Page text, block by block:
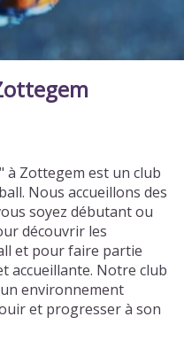
à Zottegem est un club
Nous accueillons des
soyez débutant ou
découvrir les
et pour faire partie
accueillante. Notre club
environnement
et progresser à son